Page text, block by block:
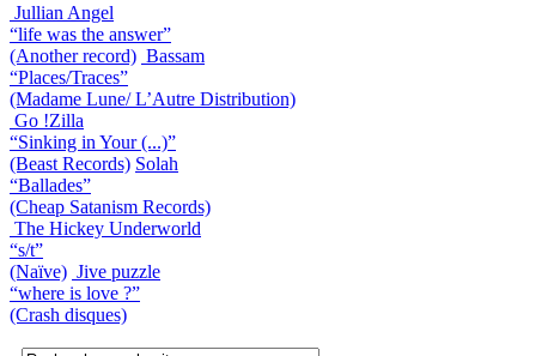
Jullian Angel
“life was the answer”
(Another record) Bassam
“Places/Traces”
(Madame Lune/ L’Autre Distribution)
Go !Zilla
“Sinking in Your (...)”
(Beast Records) Solah
“Ballades”
(Cheap Satanism Records)
The Hickey Underworld
“s/t”
(Naïve) Jive puzzle
“where is love ?”
(Crash disques)